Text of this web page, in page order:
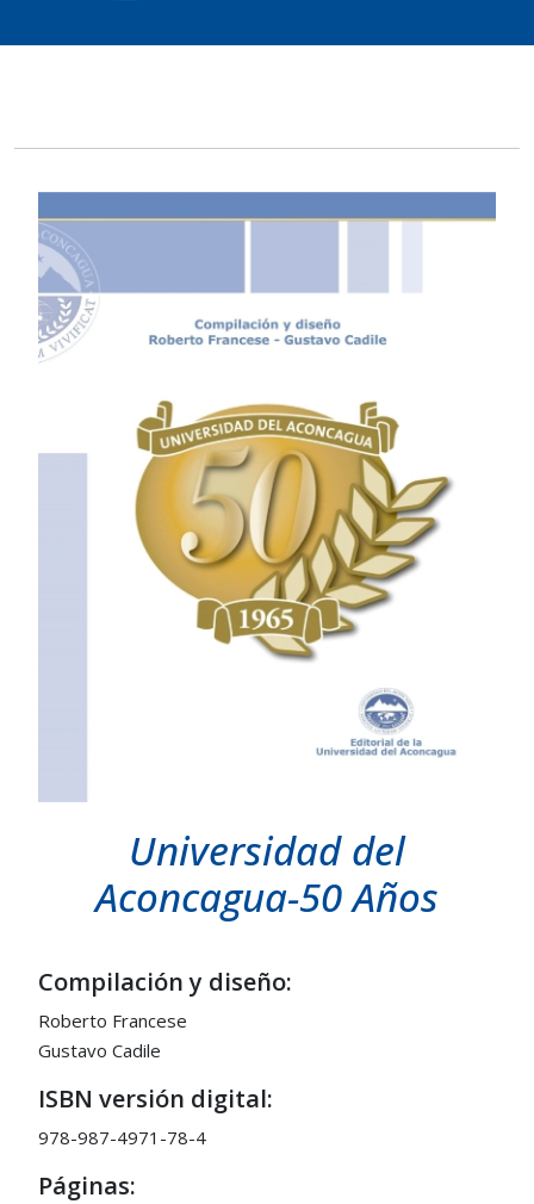
Universidad del
Aconcagua-50 Años
Compilación y diseño:
Roberto Francese
Gustavo Cadile
ISBN versión digital:
978-987-4971-78-4
Páginas: